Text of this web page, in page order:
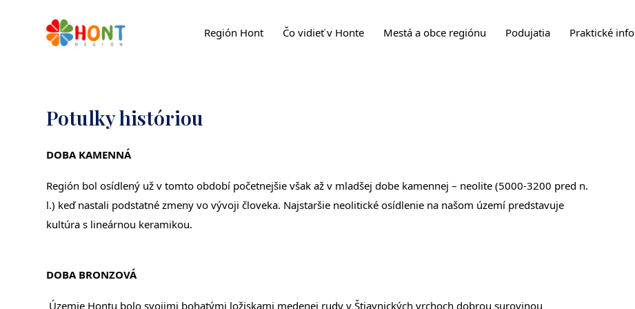
Región Hont Čo vidieť v Honte Mestá a obce regiónu Podujatia Praktické info
Potulky históriou
DOBA KAMENNÁ
Región bol osídlený už v tomto období početnejšie však až v mladšej dobe kamennej – neolite (5000-3200 pred n.
l.) keď nastali podstatné zmeny vo vývoji človeka. Najstaršie neolitické osídlenie na našom území predstavuje
kultúra s lineárnou keramikou.
DOBA BRONZOVÁ
Územie Hontu bolo svojimi bohatými ložiskami medenej rudy v Štiavnických vrchoch dobrou surovinou